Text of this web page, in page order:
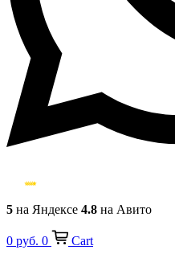
5 на Яндексе 4.8 на Авито
0 руб. 0 Cart